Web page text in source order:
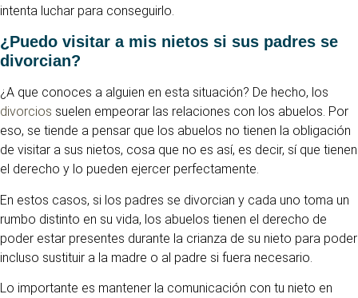
intenta luchar para conseguirlo.
¿Puedo visitar a mis nietos si sus padres se
divorcian?
¿A que conoces a alguien en esta situación? De hecho, los
divorcios suelen empeorar las relaciones con los abuelos. Por
eso, se tiende a pensar que los abuelos no tienen la obligación
de visitar a sus nietos, cosa que no es así, es decir, sí que tienen
el derecho y lo pueden ejercer perfectamente.
En estos casos, si los padres se divorcian y cada uno toma un
rumbo distinto en su vida, los abuelos tienen el derecho de
poder estar presentes durante la crianza de su nieto para poder
incluso sustituir a la madre o al padre si fuera necesario.
Lo importante es mantener la comunicación con tu nieto en